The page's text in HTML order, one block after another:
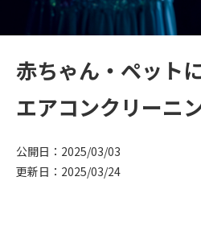
赤ちゃん・ペット
エアコンクリーニ
公開日：2025/03/03
更新日：2025/03/24